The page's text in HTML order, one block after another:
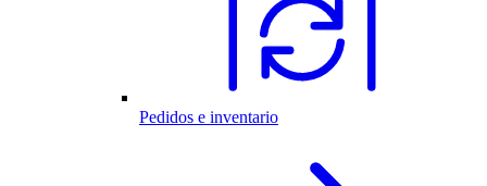
Pedidos e inventario